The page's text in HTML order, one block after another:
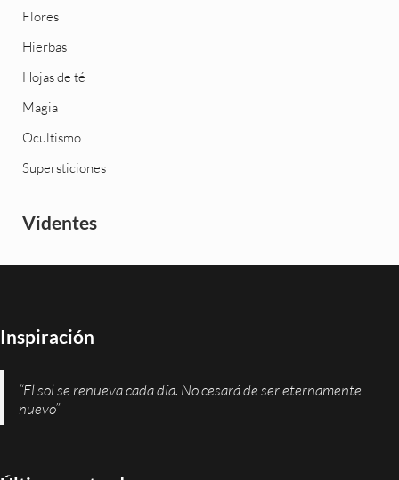
Flores
Hierbas
Hojas de té
Magia
Ocultismo
Supersticiones
Videntes
Inspiración
“El sol se renueva cada día. No cesará de ser eternamente
nuevo”